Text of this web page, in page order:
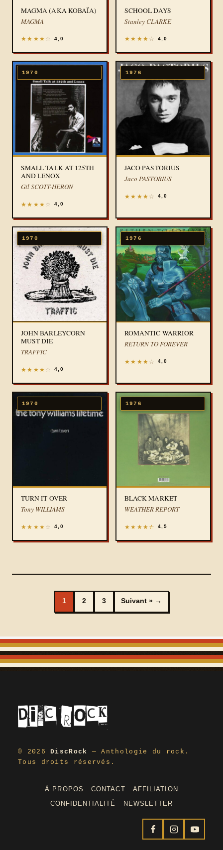
MAGMA (AKA KOBAÏA)
MAGMA
★ ★ ★ ★ ☆ 4,0
SCHOOL DAYS
Stanley CLARKE
★ ★ ★ ★ ☆ 4,0
1970
SMALL TALK AT 125TH
AND LENOX
Gil SCOTT-HERON
★ ★ ★ ★ ☆ 4,0
1976
JACO PASTORIUS
Jaco PASTORIUS
★ ★ ★ ★ ☆ 4,0
1970
JOHN BARLEYCORN
MUST DIE
TRAFFIC
★ ★ ★ ★ ☆ 4,0
1976
ROMANTIC WARRIOR
RETURN TO FOREVER
★ ★ ★ ★ ☆ 4,0
1970
TURN IT OVER
Tony WILLIAMS
★ ★ ★ ★ ☆ 4,0
1976
BLACK MARKET
WEATHER REPORT
★ ★ ★ ★ ★ 4,5
1 2 3 Suivant »
© 2026DiscRock
— Anthologie du rock.
Tous droits réservés.
À PROPOS CONTACT
AFFILIATION
CONFIDENTIALITÉ
NEWSLETTER